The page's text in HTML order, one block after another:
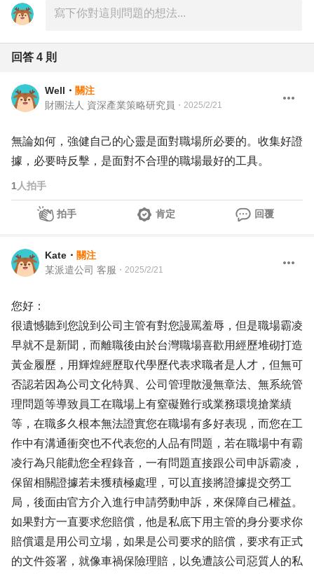
回答 4 則
Well ・ 關注
財團法人 資深產業策略研究員 ・ 2025/2/21
無論如何，強健自己的心靈是面對職場所必要的。收集好證
據，必要時反擊，是面對不合理的職場最好的工具。
1 人拍手
拍手 肯定 回覆
Kate ・ 關注
某派遣公司 客服 ・ 2025/2/21
您好：
很遺憾聽到您說到公司主管有對您謾罵羞辱，但是職場霸凌
早就不是新聞，而離職後由於台灣職場喜歡用經歷堆砌打造
黃金履歷，用輝煌經歷取代學歷代表求職者是人才，但無可
否認若因為公司文化特異、公司管理散漫無章法、無系統管
理問題等導致員工在職場上有窒礙難行或業務環境搶業績
等，在職多久根本無法證實您在職場有多好表現，而您在工
作中有溝通衝突也不代表您的人品有問題，若在職場中有霸
凌行為只能勸您全程錄音，一有問題直接跟公司申訴霸凌，
保留相關證據若未獲積極處理，可以直接將證據提交勞工
局，後面由官方介入進行申請勞動申訴，來保障自己權益。
如果對方一直要求您賠償，他是私底下用主管的身分要求你
賠償還是用公司立場，如果是公司要求的賠償，要求有正式
的文件簽署，就像車禍保險理賠，以免遭該公司惡質人的私